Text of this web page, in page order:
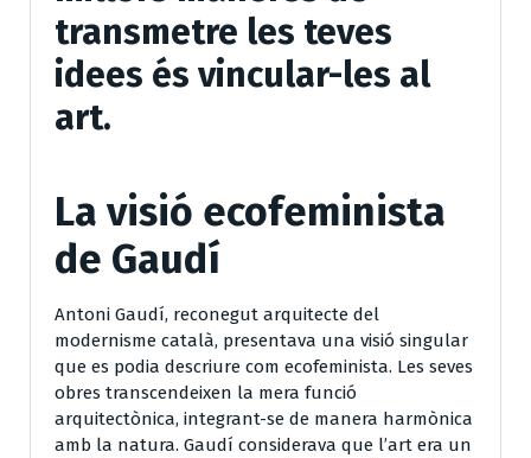
transmetre les teves
idees és vincular-les al
art.
La visió ecofeminista
de Gaudí
Antoni Gaudí, reconegut arquitecte del
modernisme català, presentava una visió singular
que es podia descriure com ecofeminista. Les seves
obres transcendeixen la mera funció
arquitectònica, integrant-se de manera harmònica
amb la natura. Gaudí considerava que l’art era un